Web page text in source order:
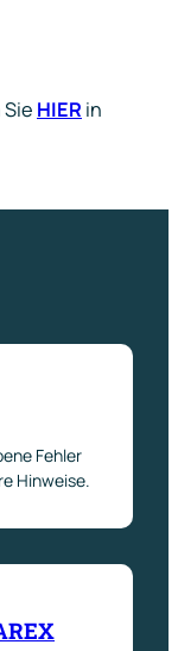
HIER in
Fehler
Hinweise.